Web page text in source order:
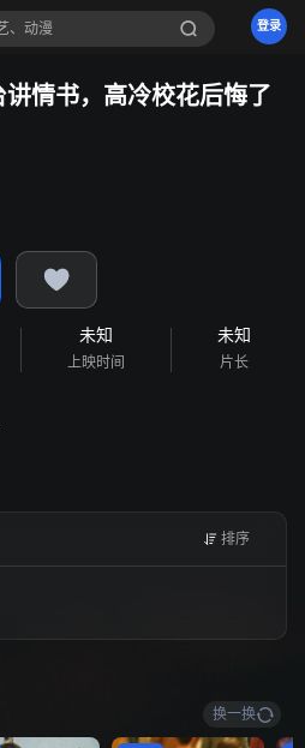
登录
讲情书，高冷校花后悔了
未知
上映时间
未知
片长
排序
换一换